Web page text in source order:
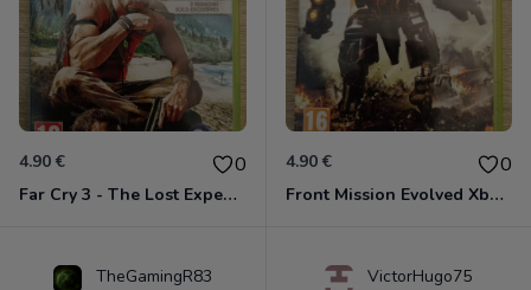
4.90 € 0
Far Cry 3 - The Lost Expeditions - Edition Spéciale Xbox 360
4.90 € 0
Front Mission Evolved Xbox 360
TheGamingR83 VictorHugo75